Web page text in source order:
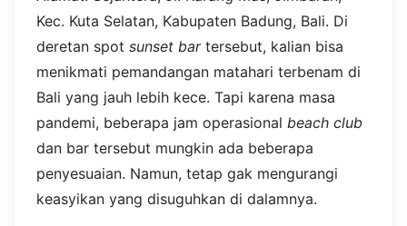
Kec. Kuta Selatan, Kabupaten Badung, Bali. Di
deretan spot sunset bartersebut, kalian bisa
menikmati pemandangan matahari terbenam di
Bali yang jauh lebih kece. Tapi karena masa
pandemi, beberapa jam operasional beach club
dan bar tersebut mungkin ada beberapa
penyesuaian. Namun, tetap gak mengurangi
keasyikan yang disuguhkan di dalamnya.